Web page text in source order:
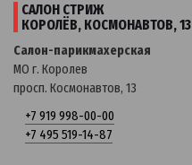
САЛОН СТРИЖ
КОРОЛЁВ, КОСМОНАВТОВ, 13
Салон-парикмахерская
МО г. Королев
просп. Космонавтов, 13
+7 919 998-00-00
+7 495 519-14-87